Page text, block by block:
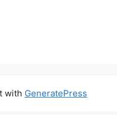
with GeneratePress